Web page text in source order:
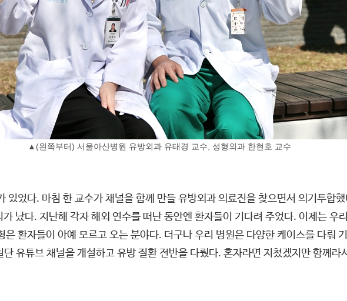
▲(왼쪽부터) 서울아산병원 유방외과 유태경 교수, 성형외과 한현호 교수
있었다. 마침 한 교수가 채널을 함께 만들 유방외과 의료진을 찾으면서 의기투합
났다. 지난해 각자 해외 연수를 떠난 동안엔 환자들이 기다려 주었다. 이제는 우
환자들이 아예 모르고 오는 분야다. 더구나 우리 병원은 다양한 케이스를 다뤄
유튜브 채널을 개설하고 유방 질환 전반을 다뤘다. 혼자라면 지쳤겠지만 함께라